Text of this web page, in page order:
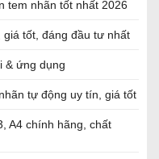
tem nhãn tốt nhất 2026
tốt, đáng đầu tư nhất
& ứng dụng
tự động uy tín, giá tốt
A4 chính hãng, chất